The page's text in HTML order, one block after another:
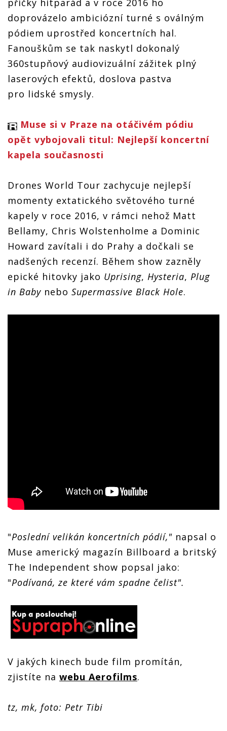
doprovázelo ambiciózní turné s oválným
pódiem uprostřed koncertních hal.
Fanouškům se tak naskytl dokonalý
360stupňový audiovizuální zážitek plný
laserových efektů, doslova pastva
pro lidské smysly.
Muse si v Praze na otáčivém pódiu
opět vybojovali titul: Nejlepší koncertní
kapela současnosti
Drones World Tour zachycuje nejlepší
momenty extatického světového turné
kapely v roce 2016, v rámci nehož Matt
Bellamy, Chris Wolstenholme a Dominic
Howard zavítali i do Prahy a dočkali se
nadšených recenzí. Během show zazněly
epické hitovky jako Uprising, Hysteria, Plug
in Baby nebo Supermassive Black Hole.
"Poslední velikán koncertních pódií," napsal o
Muse americký magazín Billboard a britský
The Independent show popsal jako:
"Podívaná, ze které vám spadne čelist".
V jakých kinech bude film promítán,
zjistíte na webu Aerofilms.
tz, mk, foto: Petr Tibi